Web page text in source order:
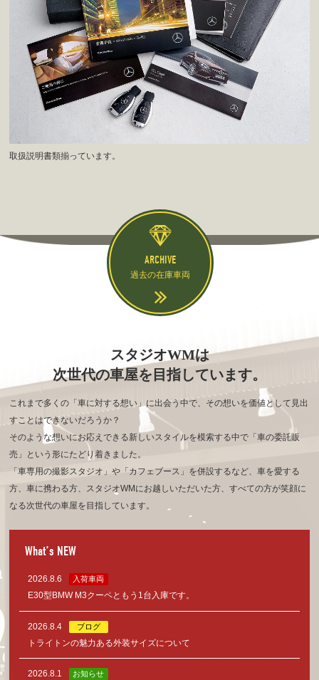
取扱説明書類揃っています。
ARCHIVE
過去の在庫車両
スタジオWMは
次世代の車屋を目指しています。
これまで多くの「車に対する想い」に出会う中で、その想いを価値として見出
すことはできないだろうか？
そのような想いにお応えできる新しいスタイルを模索する中で「車の委託販
売」という形にたどり着きました。
「車専用の撮影スタジオ」や「カフェブース」を併設するなど、車を愛する
方、車に携わる方、
スタジオWMにお越しいただいた方、すべての方が笑顔に
なる次世代の車屋を目指しています。
What’s NEW
2026.8.6 入荷車両
E30型BMW M3クーペともう1台入庫です。
2026.8.4 ブログ
トライトンの魅力ある外装サイズについて
2026.8.1 お知らせ